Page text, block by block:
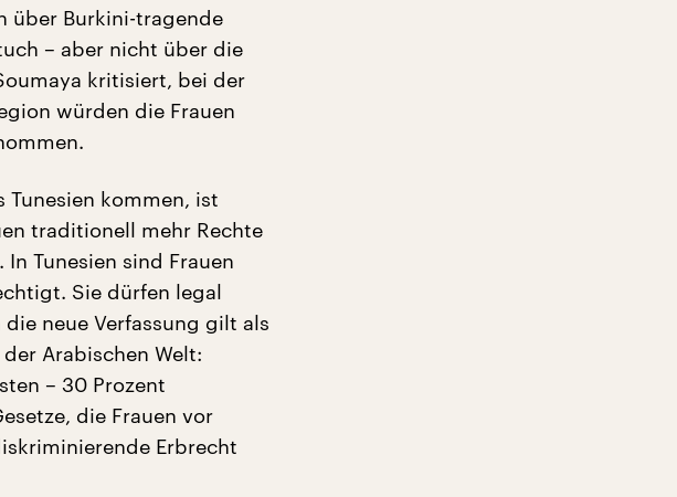
über Burkini-tragende
– aber nicht über die
kritisiert, bei der
würden die Frauen
Tunesien kommen, ist
traditionell mehr Rechte
Tunesien sind Frauen
Sie dürfen legal
neue Verfassung gilt als
Arabischen Welt:
– 30 Prozent
die Frauen vor
Erbrecht